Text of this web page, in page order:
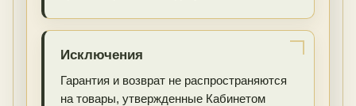
Исключения
Гарантия и возврат не распространяются
на товары, утвержденные Кабинетом